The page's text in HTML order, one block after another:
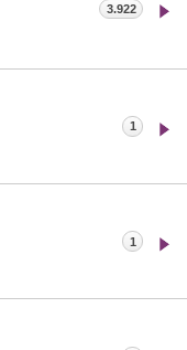
3.922
1
1